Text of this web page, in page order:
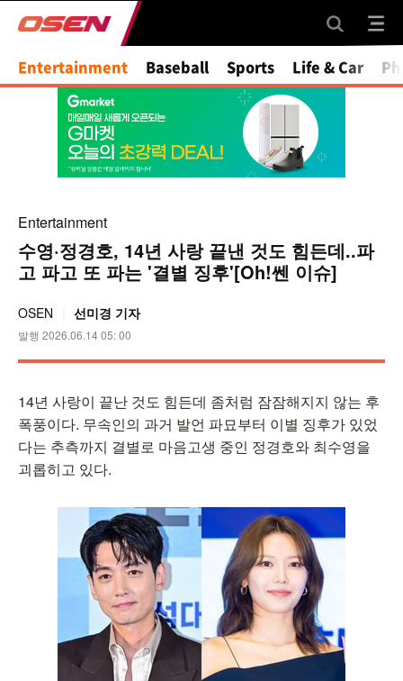
Mute
Entertainment Baseball Sports Life & Car
Entertainment
수영·정경호, 14년 사랑 끝낸 것도 힘든데..파
고 파고 또 파는 '결별 징후'[Oh!쎈 이슈]
OSEN 선미경 기자
발행 2026.06.14 05: 00
14년 사랑이 끝난 것도 힘든데 좀처럼 잠잠해지지 않는 후
폭풍이다. 무속인의 과거 발언 파묘부터 이별 징후가 있었
다는 추측까지 결별로 마음고생 중인 정경호와 최수영을
괴롭히고 있다.